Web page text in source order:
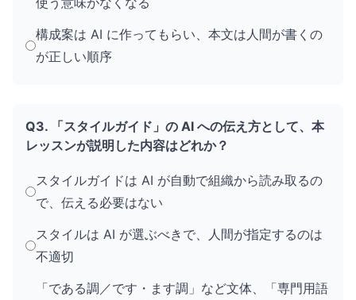
構成案は AI に作ってもらい、本文は人間が書くの
が正しい順序
Q3. 「スタイルガイド」の AI への伝え方として、本
レッスンが説明した内容はどれか？
スタイルガイドは AI が自動で組織から読み取るの
で、伝える必要はない
スタイルは AI が選ぶべきで、人間が指定するのは
不適切
「である調／です・ます調」など文体、「専門用語